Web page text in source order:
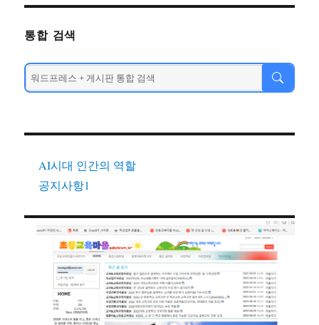
통합 검색
AI시대 인간의 역할
공지사항1